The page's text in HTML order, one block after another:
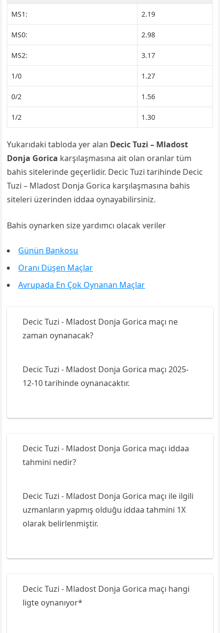
MS1: 2.19
MS0: 2.98
MS2: 3.17
1/0 1.27
0/2 1.56
1/2 1.30
Yukarıdaki tabloda yer alan Decic Tuzi – Mladost
Donja Gorica karşılaşmasına ait olan oranlar tüm
bahis sitelerinde geçerlidir. Decic Tuzi tarihinde Decic
Tuzi – Mladost Donja Gorica karşılaşmasına bahis
siteleri üzerinden iddaa oynayabilirsiniz.
Bahis oynarken size yardımcı olacak veriler
Günün Bankosu
Oranı Düşen Maçlar
Avrupada En Çok Oynanan Maçlar
Decic Tuzi - Mladost Donja Gorica maçı ne
zaman oynanacak?
Decic Tuzi - Mladost Donja Gorica maçı 2025-
12-10 tarihinde oynanacaktır.
Decic Tuzi - Mladost Donja Gorica maçı iddaa
tahmini nedir?
Decic Tuzi - Mladost Donja Gorica maçı ile ilgili
uzmanların yapmış olduğu iddaa tahmini 1X
olarak belirlenmiştir.
Decic Tuzi - Mladost Donja Gorica maçı hangi
ligte oynanıyor*